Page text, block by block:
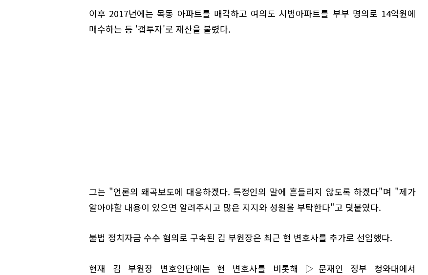
이후 2017년에는 목동 아파트를 매각하고 여의도 시범아파트를 부부 명의로 14억원에
매수하는 등 '갭투자'로 재산을 불렸다.
그는 "언론의 왜곡보도에 대응하겠다. 특정인의 말에 흔들리지 않도록 하겠다"며 "제가
알아야할 내용이 있으면 알려주시고 많은 지지와 성원을 부탁한다"고 덧붙였다.
불법 정치자금 수수 혐의로 구속된 김 부원장은 최근 현 변호사를 추가로 선임했다.
현재 김 부원장 변호인단에는 현 변호사를 비롯해 ▷문재인 정부 청와대에서